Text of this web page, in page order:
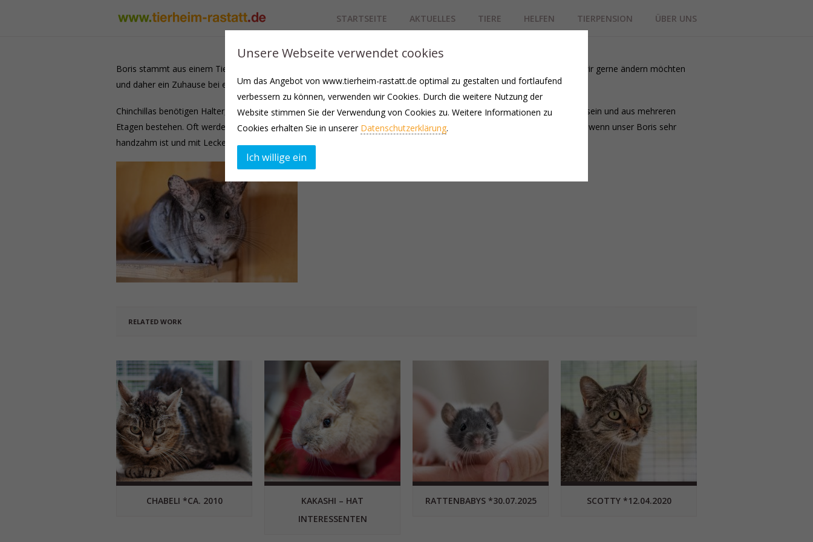
STARTSEITE AKTUELLES TIERE HELFEN TIERPENSION ÜBER UNS
Boris stammt aus einem Tierfachmarkt, in dem er als Einzeltier verkauft wurde. Er lebte bisher auch ohne Partner, was wir gerne ändern möchten
und daher ein Zuhause bei einer Chinchilla-Dame suchen.
Chinchillas benötigen Halter, die sich gut in die Besonderheiten dieser Tierart eingelesen haben. Das Gehege sollte groß sein und aus mehreren
Etagen bestehen. Oft werden sie auch in eigenen Räumen gehalten, um ihr volles Bewegungspotential auszuleben. Auch wenn unser Boris sehr
handzahm ist und mit Leckerlies gerne unsere Nähe sucht, sind Chinchillas nicht als Haustier fürs Kinderzimmer geeignet.
RELATED WORK
CHABELI *CA. 2010
KAKASHI – HAT
INTERESSENTEN
RATTENBABYS *30.07.2025 SCOTTY *12.04.2020
Unsere Webseite verwendet cookies
Um das Angebot von www.tierheim-rastatt.de optimal zu gestalten und fortlaufend
verbessern zu können, verwenden wir Cookies. Durch die weitere Nutzung der
Website stimmen Sie der Verwendung von Cookies zu. Weitere Informationen zu
Cookies erhalten Sie in unserer Datenschutzerklärung.
Ich willige ein